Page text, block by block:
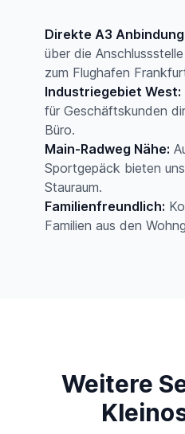
Direkte A3
über die
zum Flughafen
Industriegebiet West:
für Geschäftskunden
Büro.
Main-Radweg Nähe:
Sportgepäck bieten
Stauraum.
Familienfreundlich:
Familien aus den
Weitere